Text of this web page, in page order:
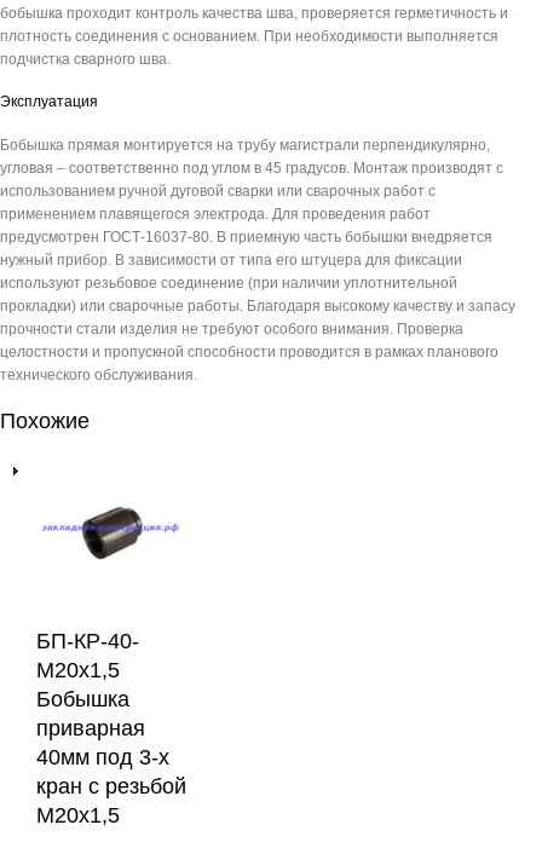
бобышка проходит контроль качества шва, проверяется герметичность и
плотность соединения с основанием. При необходимости выполняется
подчистка сварного шва.
Эксплуатация
Бобышка прямая монтируется на трубу магистрали перпендикулярно,
угловая – соответственно под углом в 45 градусов. Монтаж производят с
использованием ручной дуговой сварки или сварочных работ с
применением плавящегося электрода. Для проведения работ
предусмотрен ГОСТ-16037-80. В приемную часть бобышки внедряется
нужный прибор. В зависимости от типа его штуцера для фиксации
используют резьбовое соединение (при наличии уплотнительной
прокладки) или сварочные работы. Благодаря высокому качеству и запасу
прочности стали изделия не требуют особого внимания. Проверка
целостности и пропускной способности проводится в рамках планового
технического обслуживания.
Похожие
БП-КР-40-
М20х1,5
Бобышка
приварная
40мм под 3-х
кран с резьбой
М20х1,5